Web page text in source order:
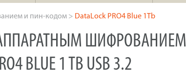
и пин-кодом > DataLock PRO4 Blue 1Tb
ШИФРОВАНИЕМ
BLUE 1 TB USB 3.2